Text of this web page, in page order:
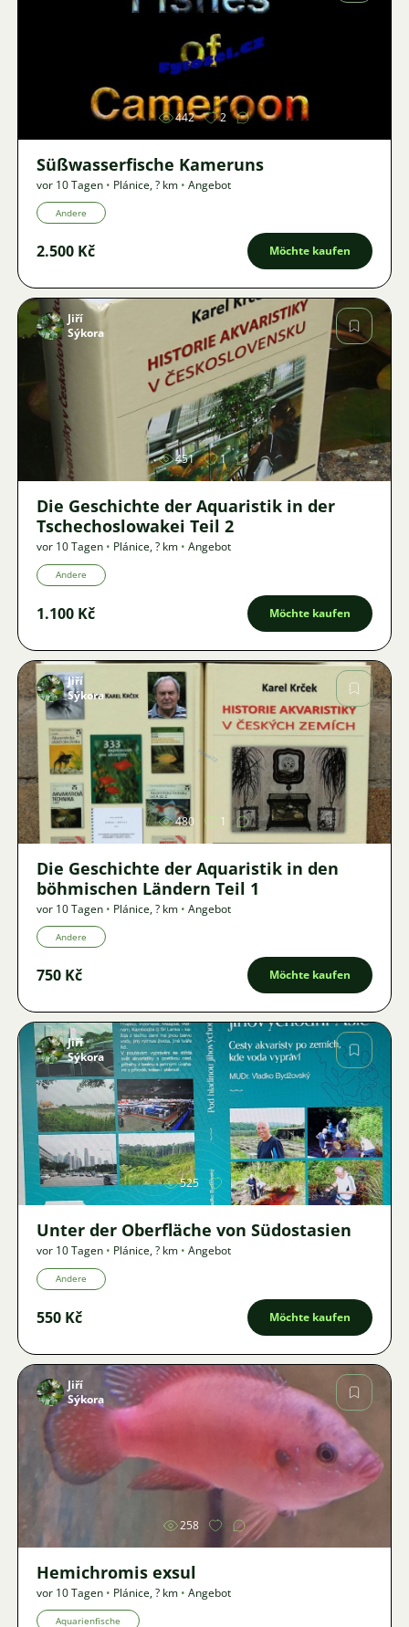
Bild
442 2
Süßwasserfische Kameruns
vor 10 Tagen • Plánice,? km • Angebot
Andere
2.500 Kč Möchte kaufen
Bild
Jiří
Sýkora
451 1
Die Geschichte der Aquaristik in der
Tschechoslowakei Teil 2
vor 10 Tagen • Plánice,? km • Angebot
Andere
1.100 Kč Möchte kaufen
Bild
Jiří
Sýkora
480 1
Die Geschichte der Aquaristik in den
böhmischen Ländern Teil 1
vor 10 Tagen • Plánice,? km • Angebot
Andere
750 Kč Möchte kaufen
Bild
Jiří
Sýkora
525
Unter der Oberfläche von Südostasien
vor 10 Tagen • Plánice,? km • Angebot
Andere
550 Kč Möchte kaufen
Jiří
Sýkora
258
Hemichromis exsul
vor 10 Tagen • Plánice,? km • Angebot
Aquarienfische